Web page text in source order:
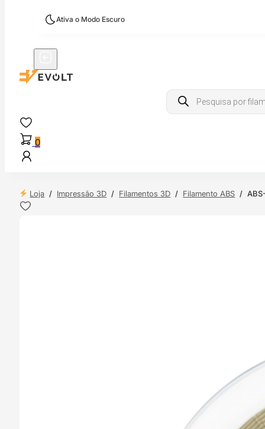
Ativa o Modo Escuro
Products
search
0
Loja / Impressão 3D / Filamentos 3D / Filamento ABS /